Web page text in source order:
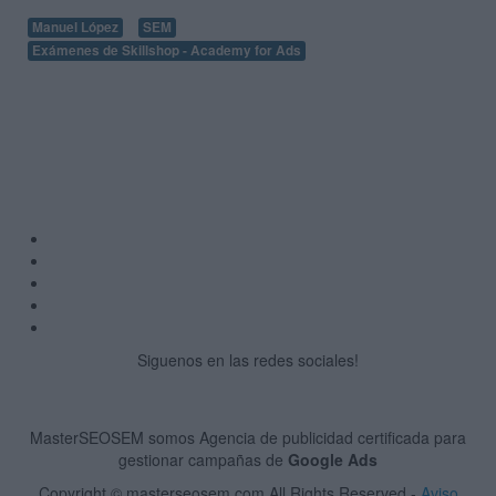
Manuel López
SEM
Exámenes de Skillshop - Academy for Ads
Siguenos en las redes sociales!
MasterSEOSEM somos Agencia de publicidad certificada para
gestionar campañas de Google Ads